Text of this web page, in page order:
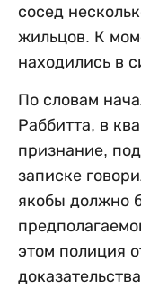
сосед
жильцов. К
находились в
По словам
Раббитта, в
признание,
записке
якобы должно
этом полиция